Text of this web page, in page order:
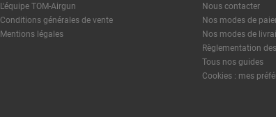
L'équipe TOM-Airgun
Conditions générales de vente
Mentions légales
Nous contacter
Nos modes de
Nos modes de
Règlementation
Tous nos guides
Cookies : mes